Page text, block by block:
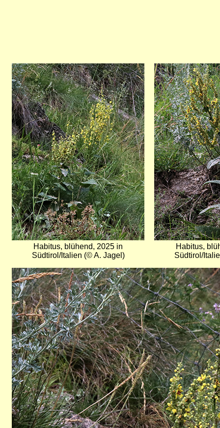
Bild
Habitus, blühend, 2025 in
Südtirol/Italien (© A. Jagel)
Bild
Habitus,
Südtirol/
Bild